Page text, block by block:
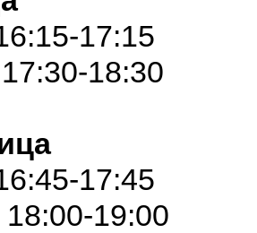
17:15
18:30
17:45
19:00